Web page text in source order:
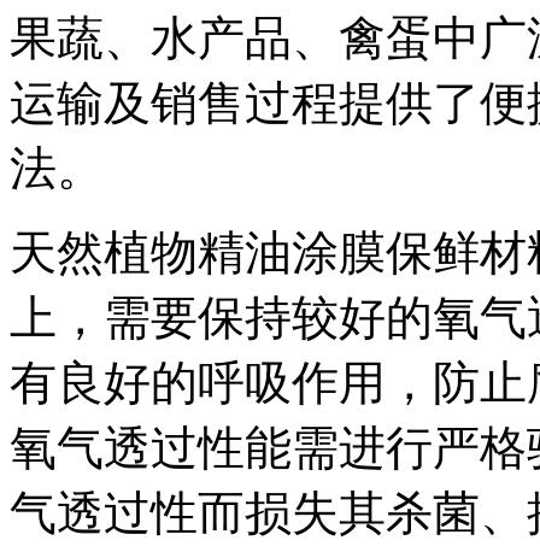
果蔬、水产品、禽蛋中
运输及销售过程提供了
法。
天然植物精油涂膜保鲜
上，需要保持较好的氧
有良好的呼吸作用，防
氧气透过性能需进行严
气透过性而损失其杀菌